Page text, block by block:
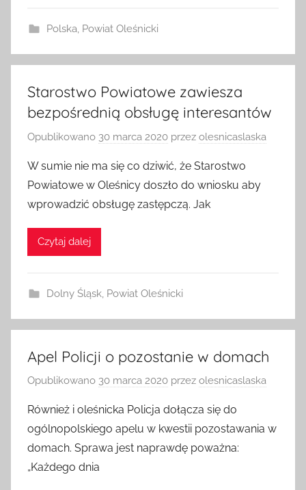
Polska, Powiat Oleśnicki
Starostwo Powiatowe zawiesza
bezpośrednią obsługę interesantów
Opublikowano 30 marca 2020 przez olesnicaslaska
W sumie nie ma się co dziwić, że Starostwo
Powiatowe w Oleśnicy doszło do wniosku aby
wprowadzić obsługę zastępczą. Jak
Czytaj dalej
Dolny Śląsk, Powiat Oleśnicki
Apel Policji o pozostanie w domach
Opublikowano 30 marca 2020 przez olesnicaslaska
Również i oleśnicka Policja dołącza się do
ogólnopolskiego apelu w kwestii pozostawania w
domach. Sprawa jest naprawdę poważna:
„Każdego dnia